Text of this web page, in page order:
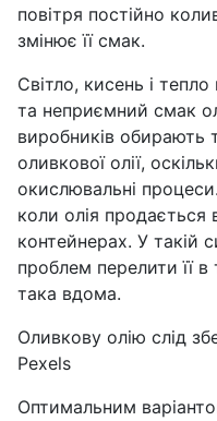
повітря постійно
змінює її смак.
Світло, кисень і
та неприємний смак
виробників обирають
оливкової олії,
окислювальні
коли олія
контейнерах. У такій
проблем перелити її
така вдома.
Оливкову олію слід
Pexels
Оптимальним